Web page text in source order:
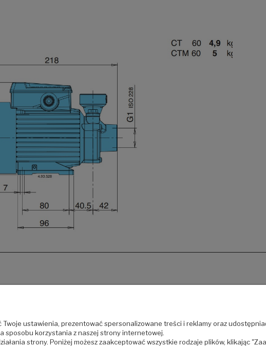
Regulamin sklepu
Polityka prywatności
Dodatkowe kategorie
Kontakt z nami
ustawienia, prezentować spersonalizowane treści i reklamy oraz
sposobu korzystania z naszej strony internetowej.
strony. Poniżej możesz zaakceptować wszystkie rodzaje plików, klikając